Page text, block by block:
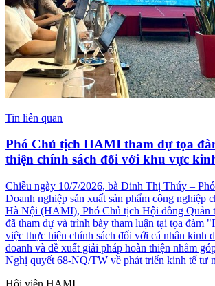
Tin liên quan
Phó Chủ tịch HAMI tham dự tọa
thiện chính sách đối với khu vực
Chiều ngày 10/7/2026, bà Đinh Thị Thúy –
Doanh nghiệp sản xuất sản phẩm công nghiệp
Hà Nội (HAMI), Phó Chủ tịch Hội đồng Quản
đã tham dự và trình bày tham luận tại tọa đàm
việc thực hiện chính sách đối với cá nhân kinh
doanh và đề xuất giải pháp hoàn thiện nhằm
Nghị quyết 68-NQ/TW về phát triển kinh tế tư
Hội viên HAMI